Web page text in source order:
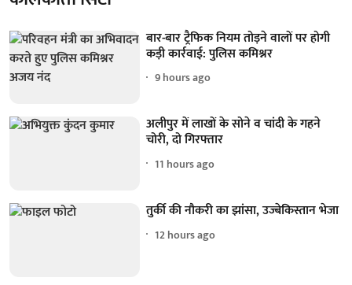
बार-बार ट्रैफिक नियम तोड़ने वालों पर होगी
कड़ी कार्रवाई: पुलिस कमिश्नर
9 hours ago
अलीपुर में लाखों के सोने व चांदी के गहने
चोरी, दो गिरफ्तार
11 hours ago
तुर्की की नौकरी का झांसा, उज्बेकिस्तान भेजा
12 hours ago